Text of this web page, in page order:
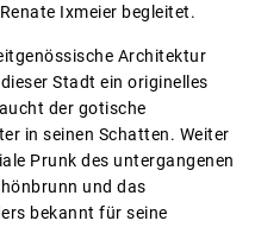
Ixmeier begleitet.
Architektur
Stadt ein originelles
der gotische
in seinen Schatten. Weiter
Prunk des untergangenen
und das
bekannt für seine